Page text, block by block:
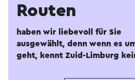
Routen
haben wir liebevoll für Sie
ausgewählt, denn wenn es
geht, kennt Zuid-Limburg